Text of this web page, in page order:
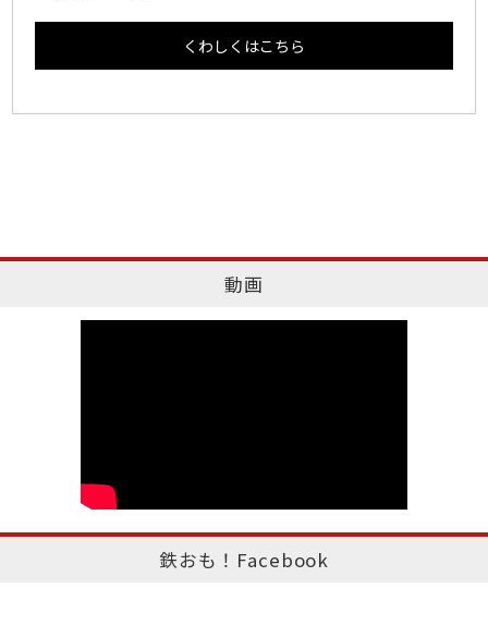
くわしくはこちら
動画
鉄おも！Facebook